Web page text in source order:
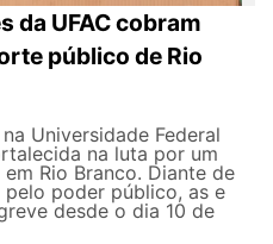
da UFAC cobram
público de Rio
Universidade Federal
na luta por um
Rio Branco. Diante de
poder público, as e
desde o dia 10 de